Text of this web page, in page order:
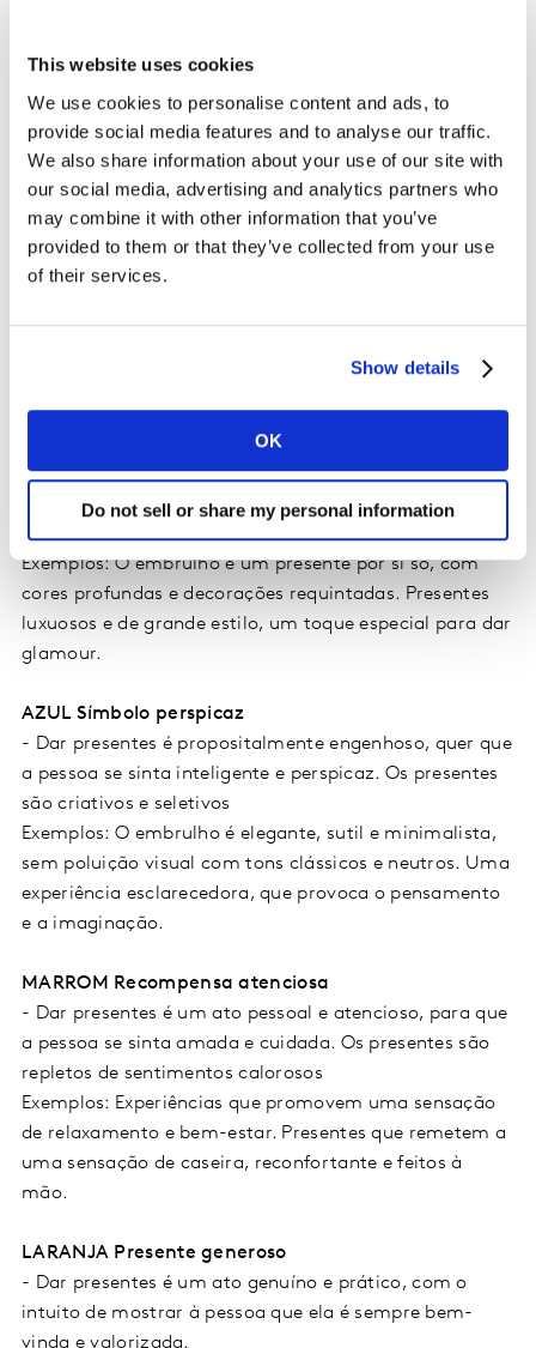
This website uses cookies
We use cookies to personalise content and ads, to
provide social media features and to analyse our traffic.
We also share information about your use of our site with
our social media, advertising and analytics partners who
may combine it with other information that you’ve
provided to them or that they’ve collected from your use
of their services.
Show details
OK
Do not sell or share my personal information
importante de se conectar com familiares e amigos”.
Presentes para os namorados, segundo Jung
Dar presentes é estimulante e uma aventura, quer
que a pessoa se sinta energizada e radiante. Os
presentes são ousados e se destacam por serem
Exemplos: Presentes mais resistentes, com formatos
ROXO Gesto extravagante
- Dar presentes é um ato chamativo e extravagante,
quer que a pessoa se sinta especial e importante. Os
presentes são únicos e impressionantes
Exemplos: O embrulho é um presente por si só, com
cores profundas e decorações requintadas. Presentes
luxuosos e de grande estilo, um toque especial para dar
glamour.
AZUL Símbolo perspicaz
- Dar presentes é propositalmente engenhoso, quer que
a pessoa se sinta inteligente e perspicaz. Os presentes
são criativos e seletivos
Exemplos: O embrulho é elegante, sutil e minimalista,
sem poluição visual com tons clássicos e neutros. Uma
experiência esclarecedora, que provoca o pensamento
e a imaginação.
MARROM Recompensa atenciosa
- Dar presentes é um ato pessoal e atencioso, para que
a pessoa se sinta amada e cuidada. Os presentes são
repletos de sentimentos calorosos
Exemplos: Experiências que promovem uma sensação
de relaxamento e bem-estar. Presentes que remetem a
uma sensação de caseira, reconfortante e feitos à
mão.
LARANJA Presente generoso
- Dar presentes é um ato genuíno e prático, com o
intuito de mostrar à pessoa que ela é sempre bem-
vinda e valorizada.